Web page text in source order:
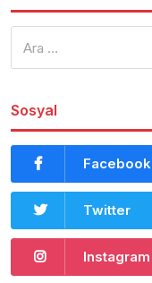
Sosyal
Facebook
Twitter
Instagram